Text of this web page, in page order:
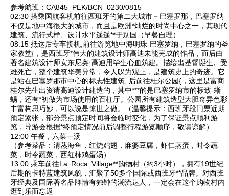
参考航班：CA845 PEK/BCN 0230/0815
02:30 搭乘国航客机前往西班牙的第二大城市－ 巴塞罗那 ，巴塞罗纳
不仅是地中海很大的城市，而且是欧洲*灿烂的时尚中心之一，其现代
建筑、流行式样、设计水平遥遥**于别国（早餐自理）
08:15 抵达后专车接机,前往游览地中海明珠-巴塞罗纳，巴塞罗纳的圣
家教堂{，是西班牙*伟大的建筑设计师高迪未能完成的作品，而后由
著名建筑设计师安东尼奥·高迪用毕生心血筑建。描绘出基督诞生、受
难死亡，整个建筑华美异常，令人叹为观止，是建筑史上的奇迹。它
是站在巴塞罗那市中心的标志性建筑; 后前往桂尔公园{，这里是富商
桂尔先生出资请高迪设计建造的，其中***的是巴塞罗纳市的标致-蜥
蜴，还有*初做为市场使用的百柱厅。公园所有建筑造型大胆奇异色彩
丰富构思巧妙，可以说是惊世之做。（温馨提示：西班牙段门票近期
预定紧张，部分景点预定时间将会临时变化，为了保证景点顺利游
览，导游会根据*终预定情况前后调整行程游览顺序，敬请谅解）
12:00 午餐，六菜一汤
（参考菜品：清蒸海鱼，红烧鸡翅，麻婆豆腐，虾仁蒸蛋，时令蔬
菜，时令蔬菜，西红柿鸡蛋汤）
13:00 乘车前往La Roca Village**购物村 （约3小时），拥有19世纪
后期的卡特蓝建筑风貌，汇聚了50多个国际或西班牙**品牌。对西班
牙经典及国际著名品牌情有独钟的潮流达人，一定会在这个购物村内
逛到乐而忘返